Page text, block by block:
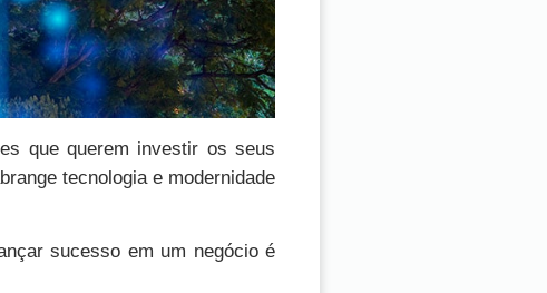
que querem investir os seus
tecnologia e modernidade
sucesso em um negócio é